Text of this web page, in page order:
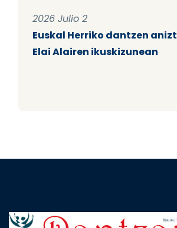
2026 Julio 2
Euskal Herriko dantzen
Elai Alairen ikuskizunean